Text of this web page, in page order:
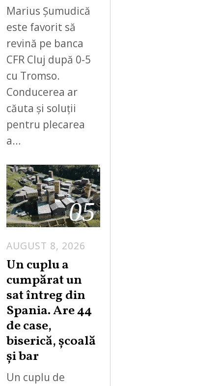
Marius Șumudică
este favorit să
revină pe banca
CFR Cluj după 0-5
cu Tromso.
Conducerea ar
căuta și soluții
pentru plecarea
a…
05
AUGUST 8, 2026
Un cuplu a
cumpărat un
sat întreg din
Spania. Are 44
de case,
biserică, școală
și bar
Un cuplu de